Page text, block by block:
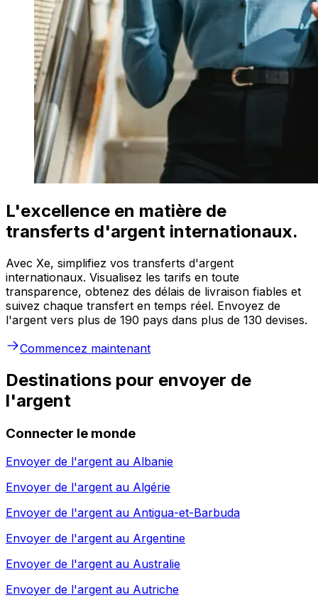
L'excellence en matière de
transferts d'argent internationaux.
Avec Xe, simplifiez vos transferts d'argent
internationaux. Visualisez les tarifs en toute
transparence, obtenez des délais de livraison fiables et
suivez chaque transfert en temps réel. Envoyez de
l'argent vers plus de 190 pays dans plus de 130 devises.
Commencez maintenant
Destinations pour envoyer de
l'argent
Connecter le monde
Envoyer de l'argent au Albanie
Envoyer de l'argent au Algérie
Envoyer de l'argent au Antigua-et-Barbuda
Envoyer de l'argent au Argentine
Envoyer de l'argent au Australie
Envoyer de l'argent au Autriche